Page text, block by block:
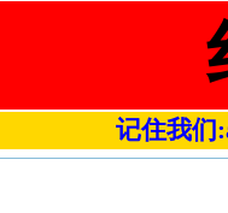
记住我们